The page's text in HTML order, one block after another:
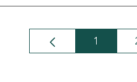
Seite
1